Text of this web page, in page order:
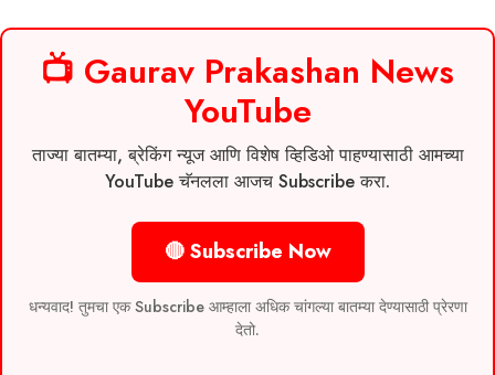
📺 Gaurav Prakashan News
YouTube
ताज्या बातम्या, ब्रेकिंग न्यूज आणि विशेष व्हिडिओ पाहण्यासाठी आमच्या
YouTube चॅनलला आजच Subscribe करा.
🔴 Subscribe Now
धन्यवाद! तुमचा एक Subscribe आम्हाला अधिक चांगल्या बातम्या देण्यासाठी प्रेरणा
देतो.